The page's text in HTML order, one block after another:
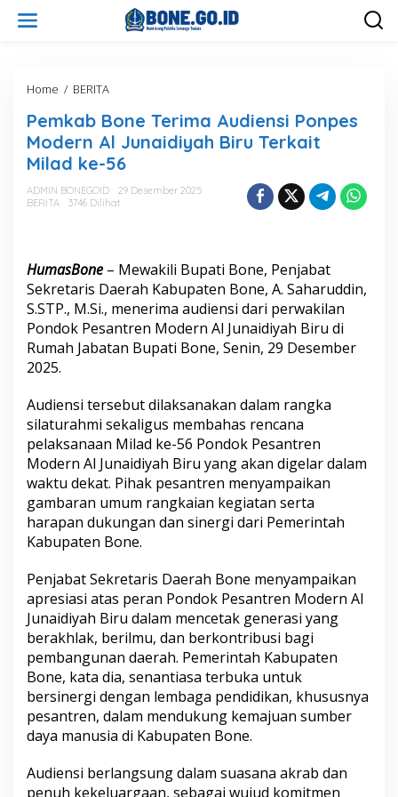
Home / BERITA
m
k
a
b
o
i
m
a
A
e
n
s
i
P
o
n
p
e
o
d
e
r
A
l
J
u
n
a
d
i
Pemkab Bone Terima Audiensi Ponpes
Modern Al Junaidiyah Biru Terkait
Milad ke-56
ADMIN BONEGOID
29 Desember 2025
BERITA
3746 Dilihat
HumasBone – Mewakili Bupati Bone, Penjabat
Sekretaris Daerah Kabupaten Bone, A. Saharuddin,
S.STP., M.Si., menerima audiensi dari perwakilan
Pondok Pesantren Modern Al Junaidiyah Biru di
Rumah Jabatan Bupati Bone, Senin, 29 Desember
2025.
Audiensi tersebut dilaksanakan dalam rangka
silaturahmi sekaligus membahas rencana
pelaksanaan Milad ke-56 Pondok Pesantren
Modern Al Junaidiyah Biru yang akan digelar dalam
waktu dekat. Pihak pesantren menyampaikan
gambaran umum rangkaian kegiatan serta
harapan dukungan dan sinergi dari Pemerintah
Kabupaten Bone.
Penjabat Sekretaris Daerah Bone menyampaikan
apresiasi atas peran Pondok Pesantren Modern Al
Junaidiyah Biru dalam mencetak generasi yang
berakhlak, berilmu, dan berkontribusi bagi
pembangunan daerah. Pemerintah Kabupaten
Bone, kata dia, senantiasa terbuka untuk
bersinergi dengan lembaga pendidikan, khususnya
pesantren, dalam mendukung kemajuan sumber
daya manusia di Kabupaten Bone.
Audiensi berlangsung dalam suasana akrab dan
penuh kekeluargaan, sebagai wujud komitmen